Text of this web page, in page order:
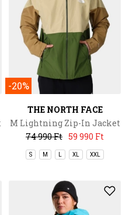
-20%
THE NORTH FACE
M Lightning Zip-In Jacket
74 990 Ft 59 990 Ft
S M XL XXL